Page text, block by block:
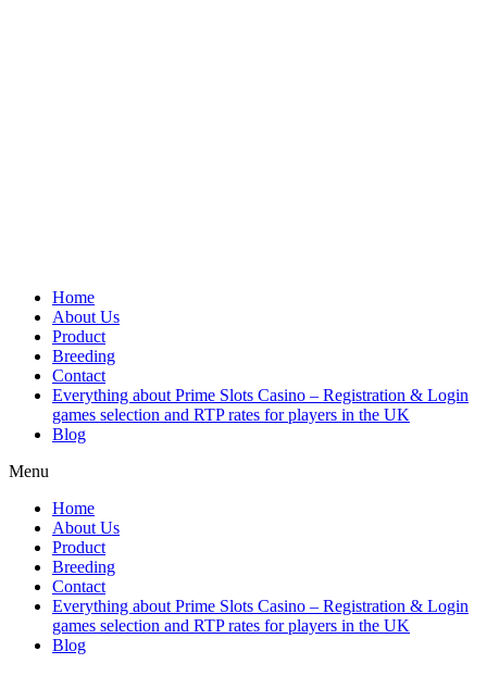
Home
About Us
Product
Breeding
Contact
Everything about Prime Slots Casino – Registration & Login
games selection and RTP rates for players in the UK
Blog
Menu
Home
About Us
Product
Breeding
Contact
Everything about Prime Slots Casino – Registration & Login
games selection and RTP rates for players in the UK
Blog